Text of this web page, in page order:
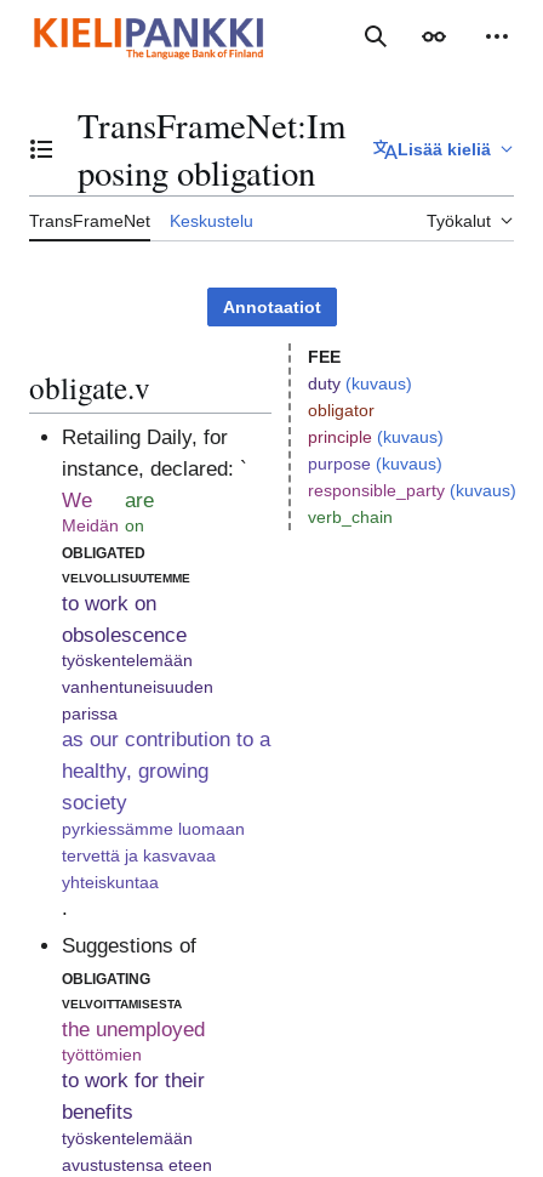
sisältöön
Haku Ulkoasu
Vaihda sisällysluettelo
TransFrameNet:Im
posing obligation
Lisää kieliä
TransFrameNet Keskustelu Työkalut
Annotaatiot
obligate.v
Retailing Daily, for
instance, declared: `
We
Meidän
are
on
obligated
velvollisuutemme
to work on
obsolescence
työskentelemään
vanhentuneisuuden
parissa
as our contribution to a
healthy, growing
society
pyrkiessämme luomaan
tervettä ja kasvavaa
yhteiskuntaa
.
Suggestions of
obligating
velvoittamisesta
the unemployed
työttömien
to work for their
benefits
työskentelemään
avustustensa eteen
FEE
duty (kuvaus)
obligator
principle (kuvaus)
purpose (kuvaus)
responsible_party (kuvaus)
verb_chain